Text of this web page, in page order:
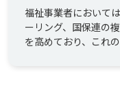
福祉事業者において
ーリング、国保連の
を高めており、これ